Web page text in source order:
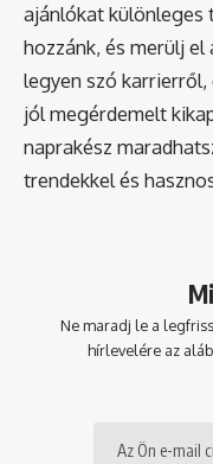
ajánlókat különleges
hozzánk, és merülj el
legyen szó karrierről,
jól megérdemelt
naprakész
trendekkel és
Ne maradj le a
hírlevelére az